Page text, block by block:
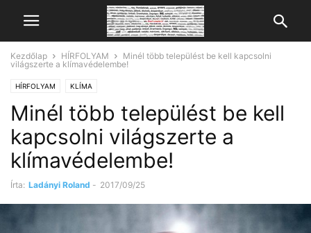
Kezdőlap HÍRFOLYAM
Minél több települést be kell kapcsolni
világszerte a klímavédelembe!
HÍRFOLYAM KLÍMA
Minél több települést be kell
kapcsolni világszerte a
klímavédelembe!
Írta: Ladányi Roland - 2017/09/25